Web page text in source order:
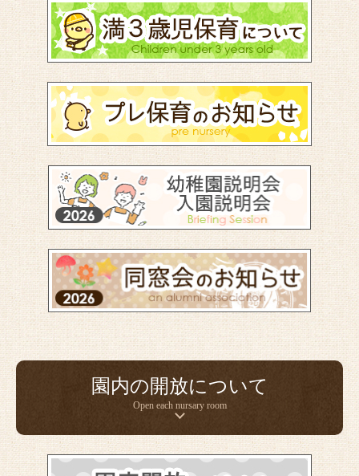
園内の開放について
Open each nursary room